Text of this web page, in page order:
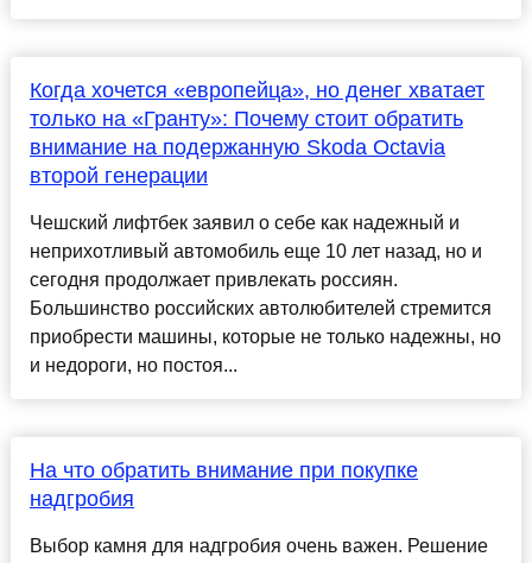
Когда хочется «европейца», но денег хватает
только на «Гранту»: Почему стоит обратить
внимание на подержанную Skoda Octavia
второй генерации
Чешский лифтбек заявил о себе как надежный и
неприхотливый автомобиль еще 10 лет назад, но и
сегодня продолжает привлекать россиян.
Большинство российских автолюбителей стремится
приобрести машины, которые не только надежны, но
и недороги, но постоя...
На что обратить внимание при покупке
надгробия
Выбор камня для надгробия очень важен. Решение